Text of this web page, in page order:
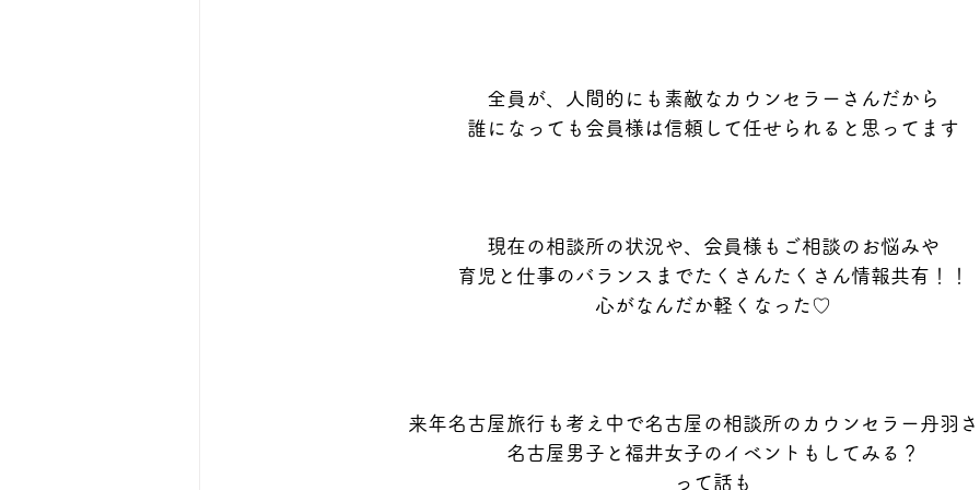
全員が、人間的にも素敵なカウンセラーさんだから
誰になっても会員様は信頼して任せられると思ってます
現在の相談所の状況や、会員様もご相談のお悩みや
育児と仕事のバランスまでたくさんたくさん情報共有！！
心がなんだか軽くなった♡
来年名古屋旅行も考え中で名古屋の相談所のカウンセラー丹羽
名古屋男子と福井女子のイベントもしてみる？
って話も